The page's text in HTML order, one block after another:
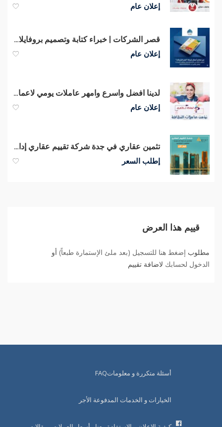
إعلان عام
قصر الشركات | خبراء كتابة وتصميم بروفايلات الشركات بأسلوب تسويقي متقن
إعلان عام
لدينا افضل واسرع وامهر عاملات يومي لاعمال التنظيف و التعزيل لراحتكم بأقل سعر
إعلان عام
تثمين عقاري في جدة شركة تقييم عقاري إدارة ابيات العقارية
إطلب السعر
قييم هذا العرض
مطلوب إضغط هنا للتسجيل (بعد ملئ الإستمارة طبعاً) أو
الدخول لحسابك لاضافة تقييم
أسئلة متكررة و معلوماتFAQ
الخيارات و الخدمات المدفوعة الأجر